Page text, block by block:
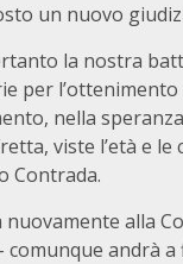
un nuovo
la nostra
per
nella
viste l’età e le
Contrada.
alla
comunque andrà a